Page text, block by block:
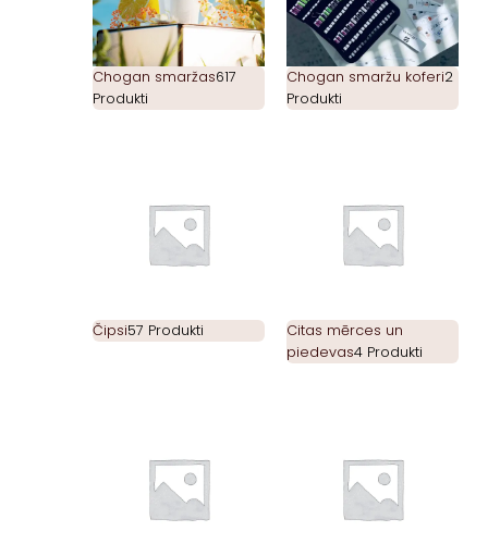
Chogan smaržas617
Produkti
Chogan smaržu koferi2
Produkti
Čipsi57 Produkti
Citas mērces un
piedevas4 Produkti